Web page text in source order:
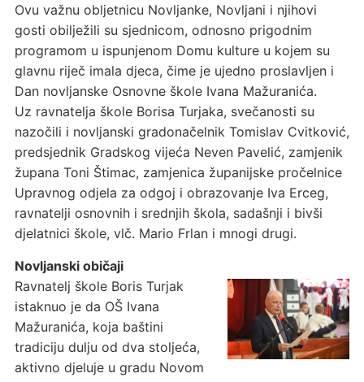
Ovu važnu obljetnicu Novljanke, Novljani i njihovi
gosti obilježili su sjednicom, odnosno prigodnim
programom u ispunjenom Domu kulture u kojem su
glavnu riječ imala djeca, čime je ujedno proslavljen i
Dan novljanske Osnovne škole Ivana Mažuranića.
Uz ravnatelja škole Borisa Turjaka, svečanosti su
nazočili i novljanski gradonačelnik Tomislav Cvitković,
predsjednik Gradskog vijeća Neven Pavelić, zamjenik
župana Toni Štimac, zamjenica županijske pročelnice
Upravnog odjela za odgoj i obrazovanje Iva Erceg,
ravnatelji osnovnih i srednjih škola, sadašnji i bivši
djelatnici škole, vlč. Mario Frlan i mnogi drugi.
Novljanski običaji
Ravnatelj škole Boris Turjak
istaknuo je da OŠ Ivana
Mažuranića, koja baštini
tradiciju dulju od dva stoljeća,
aktivno djeluje u gradu Novom